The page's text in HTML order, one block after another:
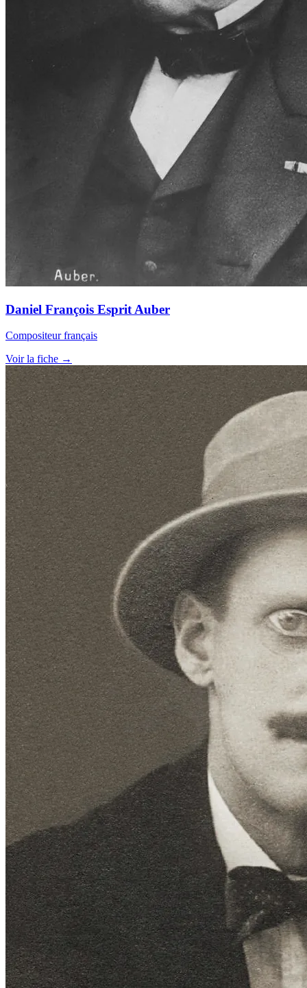
Daniel François Esprit Auber
Compositeur français
Voir la fiche →